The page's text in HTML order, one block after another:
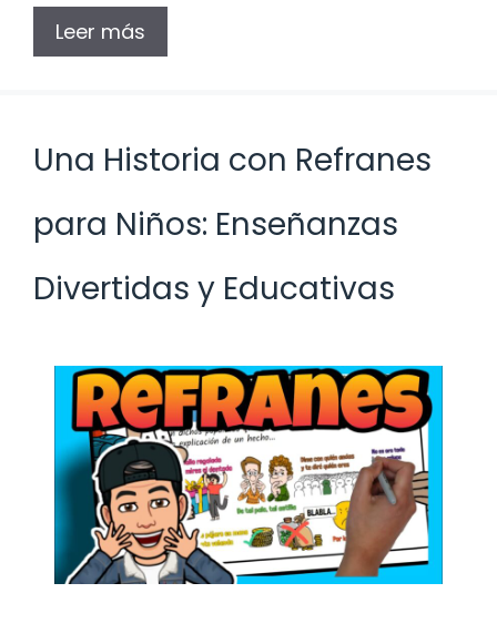
Leer más
Una Historia con Refranes
para Niños: Enseñanzas
Divertidas y Educativas